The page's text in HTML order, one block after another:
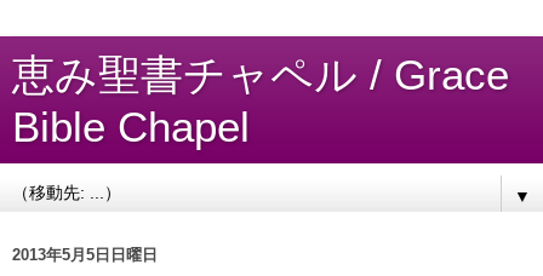
恵み聖書チャペル / Grace
Bible Chapel
▼
2013年5月5日日曜日